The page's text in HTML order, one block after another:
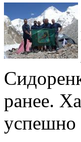
ранее.
успешно